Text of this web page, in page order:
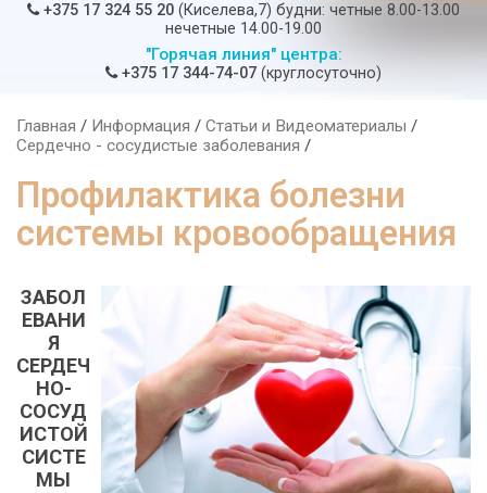
+375 17 324 55 20 (Киселева,7) будни: четные 8.00-13.00
нечетные 14.00-19.00
"Горячая линия" центра:
+375 17 344-74-07 (круглосуточно)
Главная / Информация / Статьи и Видеоматериалы /
Сердечно - сосудистые заболевания /
Профилактика болезни
системы кровообращения
ЗАБОЛ
ЕВАНИ
Я
СЕРДЕЧ
НО-
СОСУД
ИСТОЙ
СИСТЕ
МЫ